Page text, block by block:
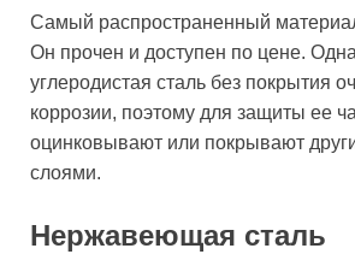
Самый распространенный
Он прочен и доступен по цене.
углеродистая сталь без покрытия
коррозии, поэтому для защиты ее
оцинковывают или покрывают
слоями.
Нержавеющая сталь